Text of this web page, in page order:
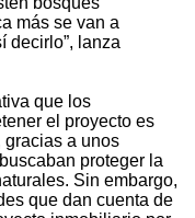
más se van a
decirlo”, lanza
que los
el proyecto es
gracias a unos
proteger la
Sin embargo,
que dan cuenta de